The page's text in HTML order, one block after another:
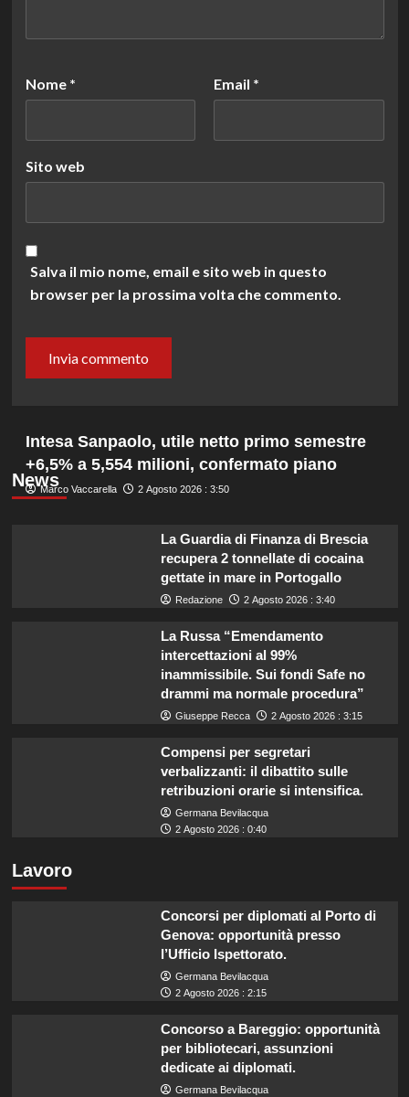
Nome * Email *
Sito web
Salva il mio nome, email e sito web in questo
browser per la prossima volta che commento.
News
Intesa Sanpaolo, utile netto primo semestre
+6,5% a 5,554 milioni, confermato piano
Marco Vaccarella 2 Agosto 2026 : 3:50
La Guardia di Finanza di Brescia
recupera 2 tonnellate di cocaina
gettate in mare in Portogallo
Redazione 2 Agosto 2026 : 3:40
La Russa “Emendamento
intercettazioni al 99%
inammissibile. Sui fondi Safe no
drammi ma normale procedura”
Giuseppe Recca 2 Agosto 2026 : 3:15
Compensi per segretari
verbalizzanti: il dibattito sulle
retribuzioni orarie si intensifica.
Germana Bevilacqua
2 Agosto 2026 : 0:40
Lavoro
Concorsi per diplomati al Porto di
Genova: opportunità presso
l’Ufficio Ispettorato.
Germana Bevilacqua
2 Agosto 2026 : 2:15
Concorso a Bareggio: opportunità
per bibliotecari, assunzioni
dedicate ai diplomati.
Germana Bevilacqua